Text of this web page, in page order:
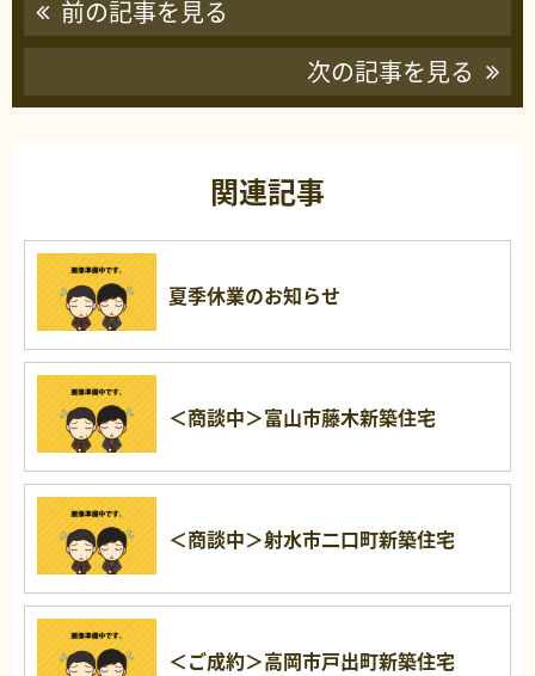
前の記事を見る
次の記事を見る
関連記事
夏季休業のお知らせ
＜商談中＞富山市藤木新築住宅
＜商談中＞射水市二口町新築住宅
＜ご成約＞高岡市戸出町新築住宅